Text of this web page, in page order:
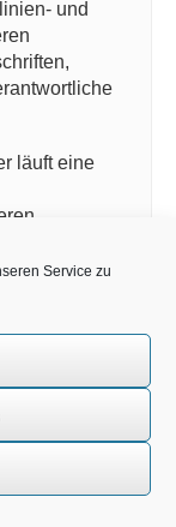
Service zu
und
läuft eine
und